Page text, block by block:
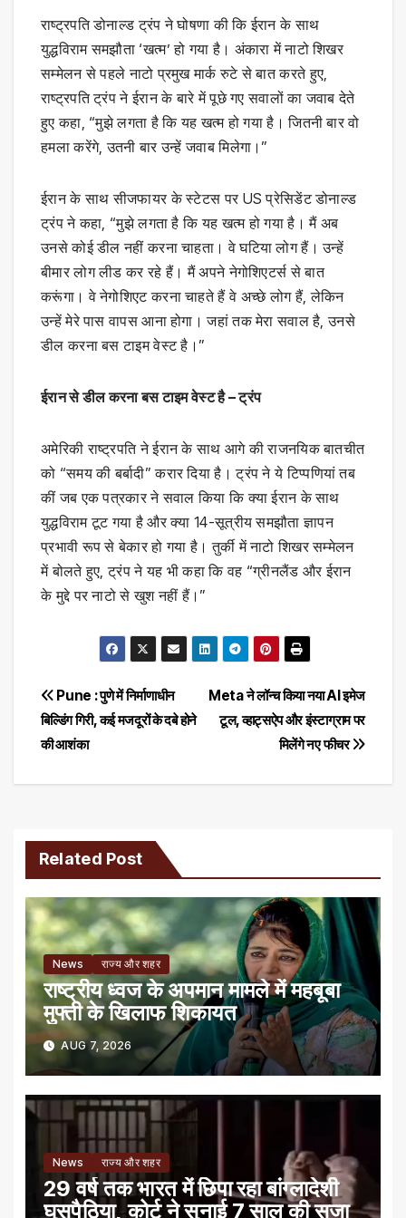
राष्ट्रपति डोनाल्ड ट्रंप ने घोषणा की कि ईरान के साथ
युद्धविराम समझौता ‘खत्म’ हो गया है। अंकारा में नाटो शिखर
सम्मेलन से पहले नाटो प्रमुख मार्क रुटे से बात करते हुए,
राष्ट्रपति ट्रंप ने ईरान के बारे में पूछे गए सवालों का जवाब देते
हुए कहा, “मुझे लगता है कि यह खत्म हो गया है। जितनी बार वो
हमला करेंगे, उतनी बार उन्हें जवाब मिलेगा।”
ईरान के साथ सीजफायर के स्टेटस पर US प्रेसिडेंट डोनाल्ड
ट्रंप ने कहा, “मुझे लगता है कि यह खत्म हो गया है। मैं अब
उनसे कोई डील नहीं करना चाहता। वे घटिया लोग हैं। उन्हें
बीमार लोग लीड कर रहे हैं। मैं अपने नेगोशिएटर्स से बात
करूंगा। वे नेगोशिएट करना चाहते हैं वे अच्छे लोग हैं, लेकिन
उन्हें मेरे पास वापस आना होगा। जहां तक मेरा सवाल है, उनसे
डील करना बस टाइम वेस्ट है।”
ईरान से डील करना बस टाइम वेस्ट है – ट्रंप
अमेरिकी राष्ट्रपति ने ईरान के साथ आगे की राजनयिक बातचीत
को “समय की बर्बादी” करार दिया है। ट्रंप ने ये टिप्पणियां तब
कीं जब एक पत्रकार ने सवाल किया कि क्या ईरान के साथ
युद्धविराम टूट गया है और क्या 14-सूत्रीय समझौता ज्ञापन
प्रभावी रूप से बेकार हो गया है। तुर्की में नाटो शिखर सम्मेलन
में बोलते हुए, ट्रंप ने यह भी कहा कि वह “ग्रीनलैंड और ईरान
के मुद्दे पर नाटो से खुश नहीं हैं।”
Post
navigation
Meta ने लॉन्च किया नया AI इमेज
टूल, व्हाट्सऐप और इंस्टाग्राम पर
मिलेंगे नए फीचर
Pune : पुणे में निर्माणाधीन
बिल्डिंग गिरी, कई मजदूरों के दबे होने
की आशंका
Related Post
News राज्य और शहर
राष्ट्रीय ध्वज के अपमान मामले में महबूबा
मुफ्ती के खिलाफ शिकायत
AUG 7, 2026
News राज्य और शहर
29 वर्ष तक भारत में छिपा रहा बांग्लादेशी
घुसपैठिया, कोर्ट ने सुनाई 7 साल की सजा